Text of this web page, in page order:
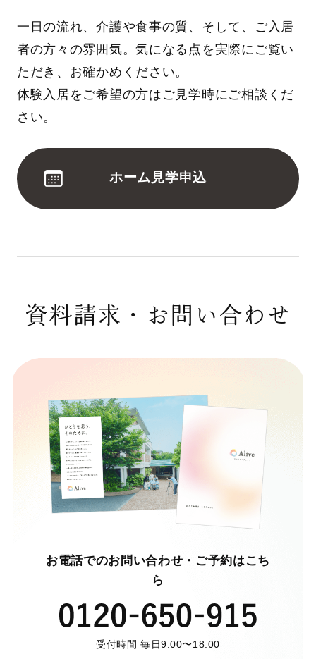
一日の流れ、介護や食事の質、そして、ご入居
者の方々の雰囲気。気になる点を実際にご覧い
ただき、お確かめください。
体験入居をご希望の方はご見学時にご相談くだ
さい。
ホーム見学申込
資料請求・お問い合わせ
お電話でのお問い合わせ・ご予約はこち
ら
受付時間 毎日9:00〜18:00